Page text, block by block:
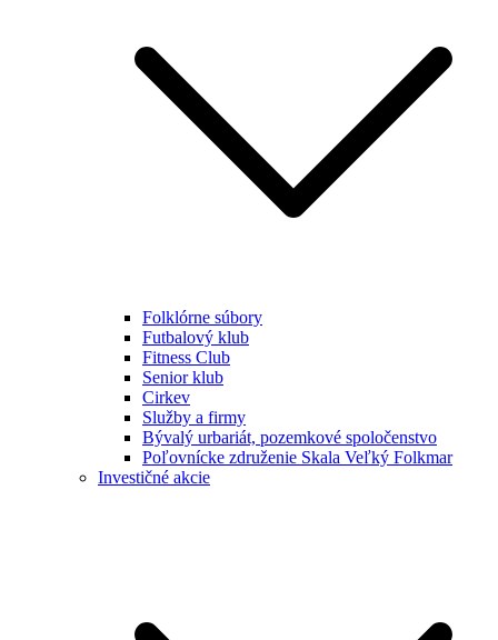
Folklórne súbory
Futbalový klub
Fitness Club
Senior klub
Cirkev
Služby a firmy
Bývalý urbariát, pozemkové spoločenstvo
Poľovnícke združenie Skala Veľký Folkmar
Investičné akcie